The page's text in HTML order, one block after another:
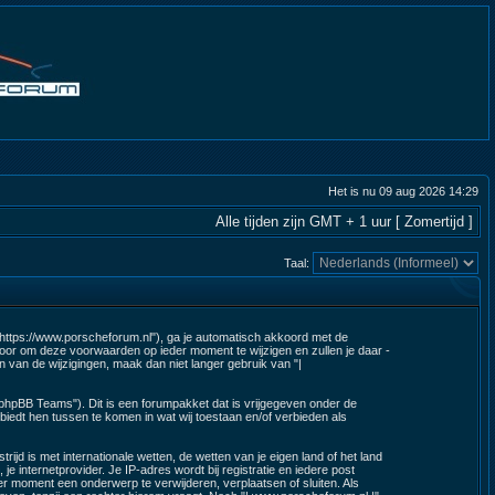
Het is nu 09 aug 2026 14:29
Alle tijden zijn GMT + 1 uur [ Zomertijd ]
Taal:
www.porscheforum.nl"), ga je automatisch akkoord met de
om deze voorwaarden op ieder moment te wijzigen en zullen je daar -
de wijzigingen, maak dan niet langer gebruik van "|
Teams"). Dit is een forumpakket dat is vrijgegeven onder de
hen tussen te komen in wat wij toestaan en/of verbieden als
is met internationale wetten, de wetten van je eigen land of het land
internetprovider. Je IP-adres wordt bij registratie en iedere post
een onderwerp te verwijderen, verplaatsen of sluiten. Als